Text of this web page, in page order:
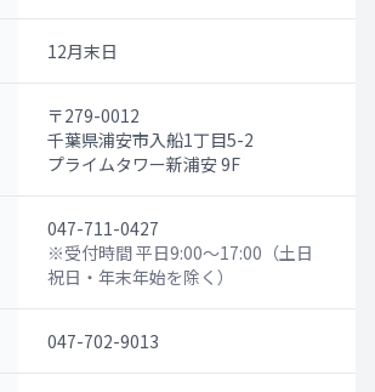
12月末日
〒279-0012
千葉県浦安市入船1丁目5-2
プライムタワー新浦安 9F
047-711-0427
※受付時間 平日9:00～17:00（土日
祝日・年末年始を除く）
047-702-9013